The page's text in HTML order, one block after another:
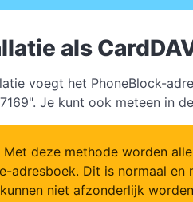
als
voegt het PhoneBlock-
Je kunt ook meteen in
Met deze methode worden
adresboek. Dit is normaal
niet afzonderlijk